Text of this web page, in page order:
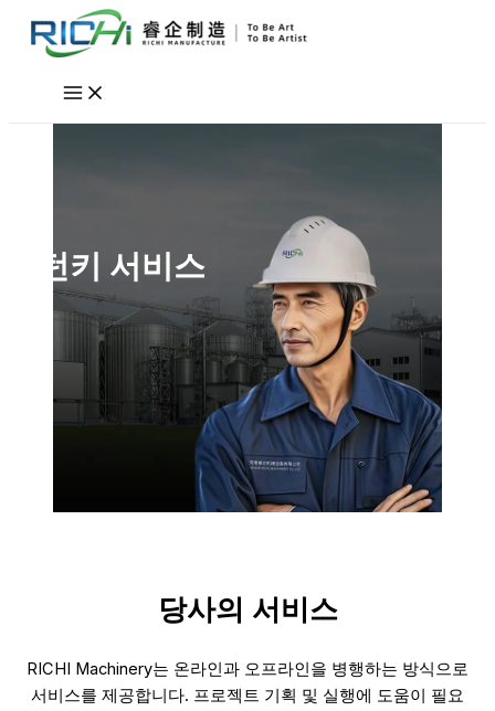
턴키 서비스
당사의 서비스
RICHI Machinery는 온라인과 오프라인을 병행하는 방식으로
서비스를 제공합니다. 프로젝트 기획 및 실행에 도움이 필요